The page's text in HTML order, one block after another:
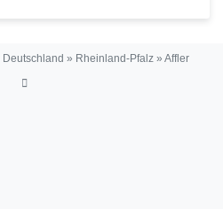
Deutschland » Rheinland-Pfalz » Affler